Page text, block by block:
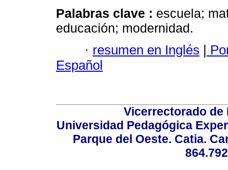
Palabras clave : escuela;
educación; modernidad.
· resumen en Inglés |
Español
Vicerrectorado
Universidad Pedagógica
Parque del Oeste. Catia.